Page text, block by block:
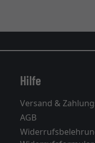
Hilfe
Versand &
AGB